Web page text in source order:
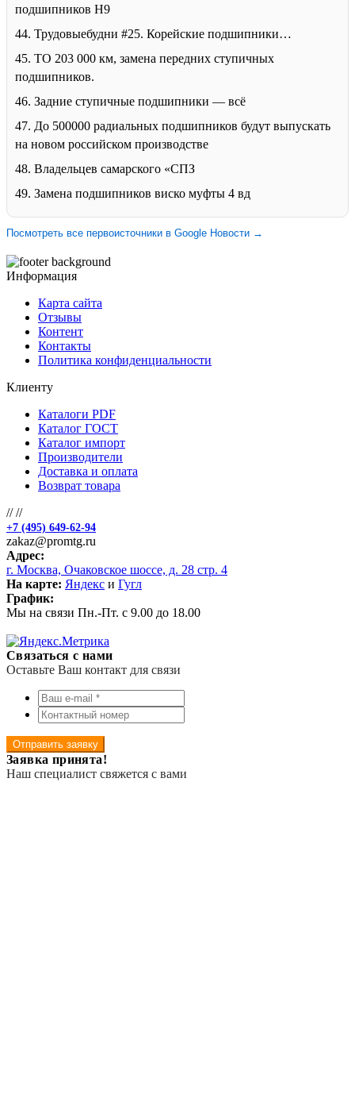
подшипников H9
44. Трудовыебудни #25. Корейские подшипники…
45. ТО 203 000 км, замена передних ступичных
подшипников.
46. Задние ступичные подшипники — всё
47. До 500000 радиальных подшипников будут выпускать
на новом российском производстве
48. Владельцев самарского «СПЗ
49. Замена подшипников виско муфты 4 вд
Посмотреть все первоисточники в Google Новости →
Информация
Карта сайта
Отзывы
Контент
Контакты
Политика конфиденциальности
Клиенту
Каталоги PDF
Каталог ГОСТ
Каталог импорт
Производители
Доставка и оплата
Возврат товара
////
+7 (495) 649-62-94
zakaz@promtg.ru
Адрес:
г. Москва, Очаковское шоссе, д. 28 стр. 4
На карте: Яндекс и Гугл
График:
Мы на связи Пн.-Пт. с 9.00 до 18.00
Связаться с нами
Оставьте Ваш контакт для связи
Отправить заявку
Заявка принята!
Наш специалист свяжется с вами